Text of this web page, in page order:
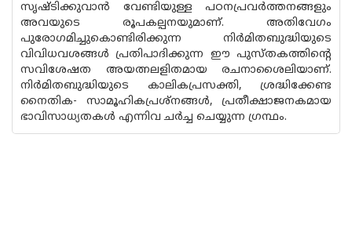
സൃഷ്ടിക്കുവാൻ വേണ്ടിയുള്ള പഠനപ്രവർത്തനങ്ങളും
അവയുടെ രൂപകല്പനയുമാണ്. അതിവേഗം
പുരോഗമിച്ചുകൊണ്ടിരിക്കുന്ന നിർമിതബുദ്ധിയുടെ
വിവിധവശങ്ങൾ പ്രതിപാദിക്കുന്ന ഈ പുസ്തകത്തിന്റെ
സവിശേഷത അയത്നലളിതമായ രചനാശൈലിയാണ്.
നിർമിതബുദ്ധിയുടെ കാലികപ്രസക്തി, ശ്രദ്ധിക്കേണ്ട
നൈതിക- സാമൂഹികപ്രശ്നങ്ങൾ, പ്രതീക്ഷാജനകമായ
ഭാവിസാധ്യതകൾ എന്നിവ ചർച്ച ചെയ്യുന്ന ഗ്രന്ഥം.